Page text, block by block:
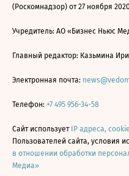
(Роскомнадзор) от 27 ноября
Учредитель: АО «Бизнес Ньюс
Главный редактор: Казьмина
Электронная почта:
Телефон: +7 495 956-34-58
Сайт использует IP адреса,
Пользователей сайта, условия
в отношении обработки
Медиа»